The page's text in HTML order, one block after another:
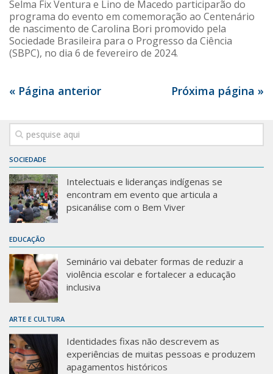
Selma Fix Ventura e Lino de Macedo participarão do
programa do evento em comemoração ao Centenário
de nascimento de Carolina Bori promovido pela
Sociedade Brasileira para o Progresso da Ciência
(SBPC), no dia 6 de fevereiro de 2024.
« Página anterior Próxima página »
SOCIEDADE
Intelectuais e lideranças indígenas se
encontram em evento que articula a
psicanálise com o Bem Viver
EDUCAÇÃO
Seminário vai debater formas de reduzir a
violência escolar e fortalecer a educação
inclusiva
ARTE E CULTURA
Identidades fixas não descrevem as
experiências de muitas pessoas e produzem
apagamentos históricos